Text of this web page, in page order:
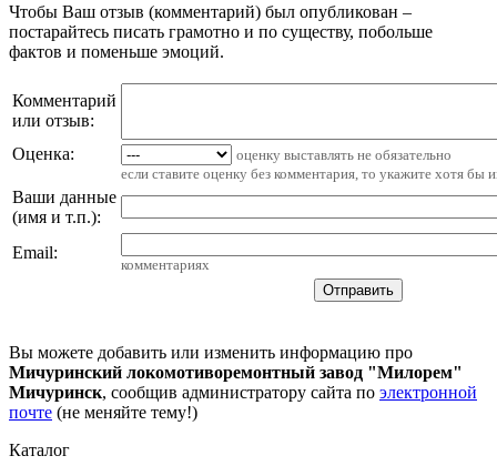
Чтобы Ваш отзыв (комментарий) был опубликован –
постарайтесь писать грамотно и по существу, побольше
фактов и поменьше эмоций.
Комментарий
или отзыв:
Оценка:
оценку выставлять не обязательно
если ставите оценку без комментария, то укажите хотя бы
Ваши данные
(имя и т.п.):
Email:
комментариях
Вы можете добавить или изменить информацию про
Мичуринский локомотиворемонтный завод "Милорем"
Мичуринск, сообщив администратору сайта по электронной
почте (не меняйте тему!)
Каталог